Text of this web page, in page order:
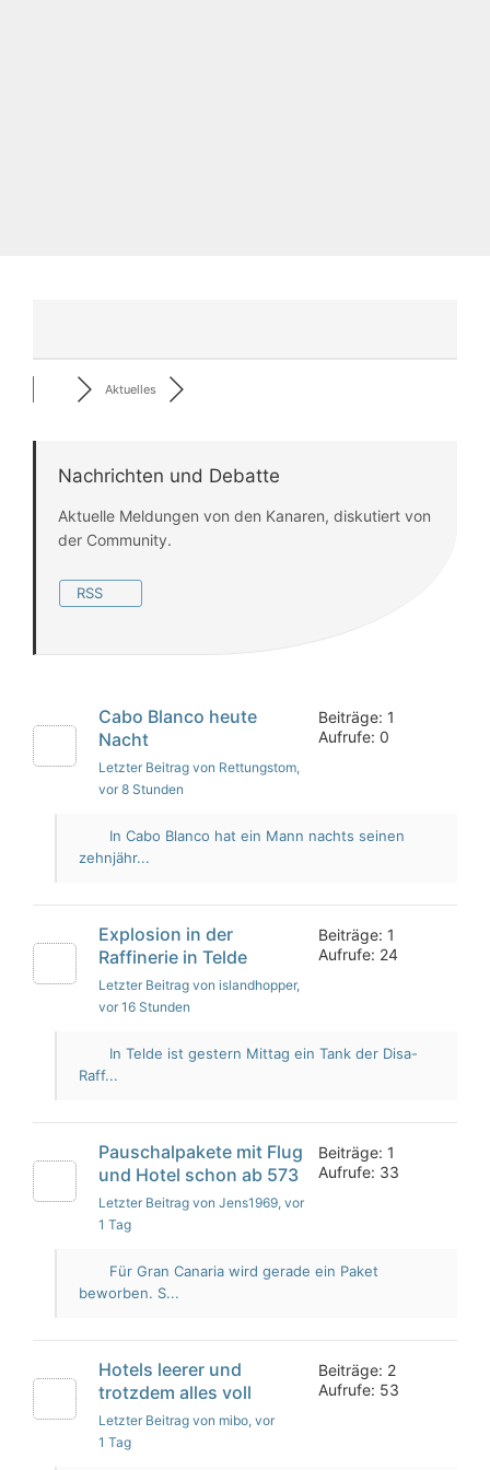
Aktuelles
Nachrichten und Debatte
Aktuelle Meldungen von den Kanaren, diskutiert von
der Community.
RSS
Cabo Blanco heute
Nacht
Letzter Beitrag von Rettungstom,
vor 8 Stunden
Beiträge: 1
Aufrufe: 0
In Cabo Blanco hat ein Mann nachts seinen
zehnjähr...
Explosion in der
Raffinerie in Telde
Letzter Beitrag von islandhopper,
vor 16 Stunden
Beiträge: 1
Aufrufe: 24
In Telde ist gestern Mittag ein Tank der Disa-
Raff...
Pauschalpakete mit Flug
und Hotel schon ab 573
Letzter Beitrag von Jens1969, vor
1 Tag
Beiträge: 1
Aufrufe: 33
Für Gran Canaria wird gerade ein Paket
beworben. S...
Hotels leerer und
trotzdem alles voll
Letzter Beitrag von mibo, vor
1 Tag
Beiträge: 2
Aufrufe: 53